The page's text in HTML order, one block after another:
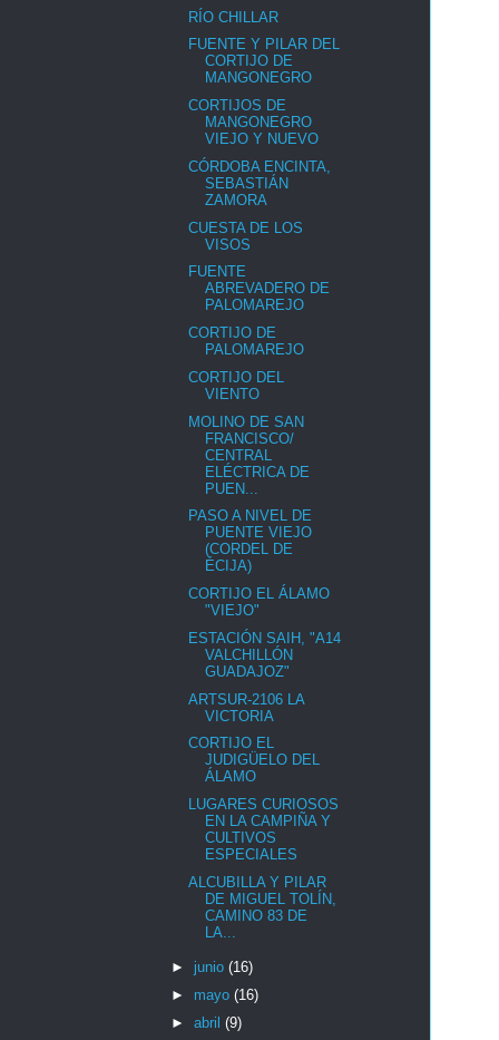
RÍO CHILLAR
FUENTE Y PILAR DEL
CORTIJO DE
MANGONEGRO
CORTIJOS DE
MANGONEGRO
VIEJO Y NUEVO
CÓRDOBA ENCINTA,
SEBASTIÁN
ZAMORA
CUESTA DE LOS
VISOS
FUENTE
ABREVADERO DE
PALOMAREJO
CORTIJO DE
PALOMAREJO
CORTIJO DEL
VIENTO
MOLINO DE SAN
FRANCISCO/
CENTRAL
ELÉCTRICA DE
PUEN...
PASO A NIVEL DE
PUENTE VIEJO
(CORDEL DE
ÉCIJA)
CORTIJO EL ÁLAMO
"VIEJO"
ESTACIÓN SAIH, "A14
VALCHILLÓN
GUADAJOZ"
ARTSUR-2106 LA
VICTORIA
CORTIJO EL
JUDIGÜELO DEL
ÁLAMO
LUGARES CURIOSOS
EN LA CAMPIÑA Y
CULTIVOS
ESPECIALES
ALCUBILLA Y PILAR
DE MIGUEL TOLÍN,
CAMINO 83 DE
LA...
► junio (16)
► mayo (16)
► abril (9)